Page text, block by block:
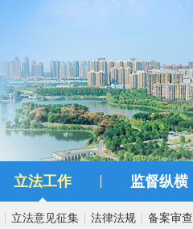
立法工作 监督纵横
立法意见征集 法律法规 备案审查